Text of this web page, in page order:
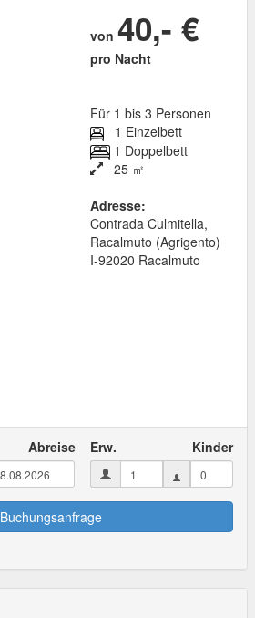
von 40,- €
pro Nacht
Für 1 bis 3 Personen
1 Einzelbett
1 Doppelbett
25 ㎡
Adresse:
Contrada Culmitella,
Racalmuto (Agrigento)
I-92020 Racalmuto
Abreise Erw. Kinder
Buchungsanfrage